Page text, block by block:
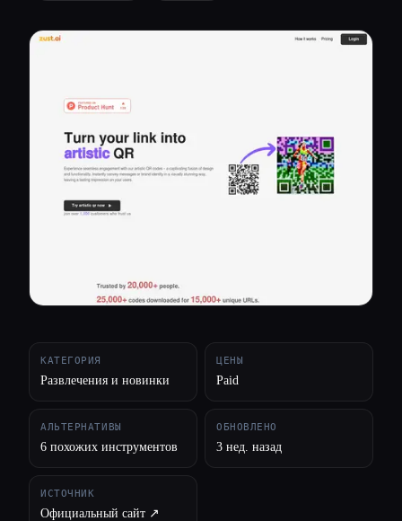
Все категории
КАТЕГОРИЯ
Развлечения и новинки
ЦЕНЫ
Paid
АЛЬТЕРНАТИВЫ
6 похожих инструментов
ОБНОВЛЕНО
3 нед. назад
ИСТОЧНИК
Официальный сайт ↗︎